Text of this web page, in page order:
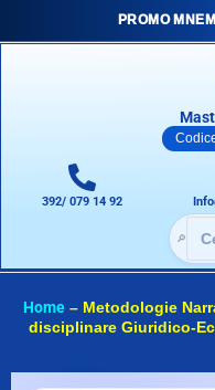
PROMO
392/ 079 14 92
🔎
Home – Metodologie
disciplinare Giuridico-